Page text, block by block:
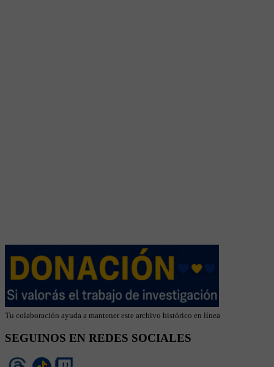
Tu colaboración ayuda a mantener este archivo histórico en línea
SEGUINOS EN REDES SOCIALES